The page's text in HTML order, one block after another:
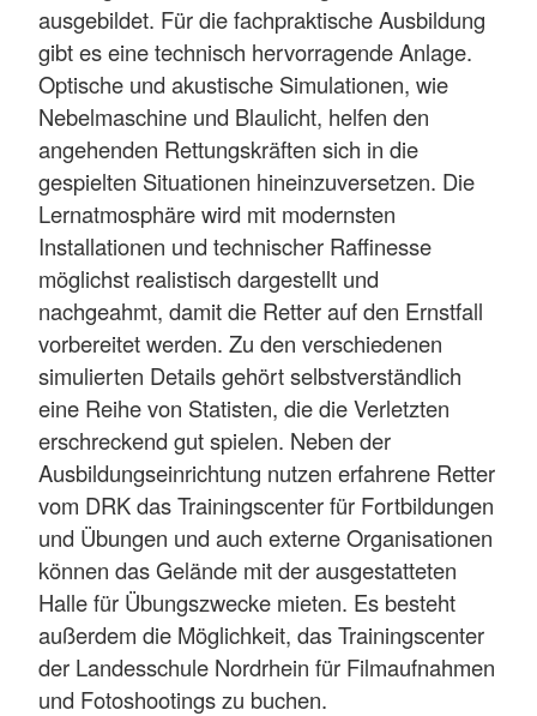
ausgebildet. Für die fachpraktische Ausbildung
gibt es eine technisch hervorragende Anlage.
Optische und akustische Simulationen, wie
Nebelmaschine und Blaulicht, helfen den
angehenden Rettungskräften sich in die
gespielten Situationen hineinzuversetzen. Die
Lernatmosphäre wird mit modernsten
Installationen und technischer Raffinesse
möglichst realistisch dargestellt und
nachgeahmt, damit die Retter auf den Ernstfall
vorbereitet werden. Zu den verschiedenen
simulierten Details gehört selbstverständlich
eine Reihe von Statisten, die die Verletzten
erschreckend gut spielen. Neben der
Ausbildungseinrichtung nutzen erfahrene Retter
vom DRK das Trainingscenter für Fortbildungen
und Übungen und auch externe Organisationen
können das Gelände mit der ausgestatteten
Halle für Übungszwecke mieten. Es besteht
außerdem die Möglichkeit, das Trainingscenter
der Landesschule Nordrhein für Filmaufnahmen
und Fotoshootings zu buchen.